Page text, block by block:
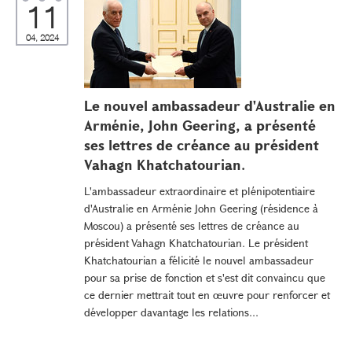
11
04, 2024
Le nouvel ambassadeur d'Australie en
Arménie, John Geering, a présenté
ses lettres de créance au président
Vahagn Khatchatourian.
L'ambassadeur extraordinaire et plénipotentiaire
d'Australie en Arménie John Geering (résidence à
Moscou) a présenté ses lettres de créance au
président Vahagn Khatchatourian. Le président
Khatchatourian a félicité le nouvel ambassadeur
pour sa prise de fonction et s'est dit convaincu que
ce dernier mettrait tout en œuvre pour renforcer et
développer davantage les relations...